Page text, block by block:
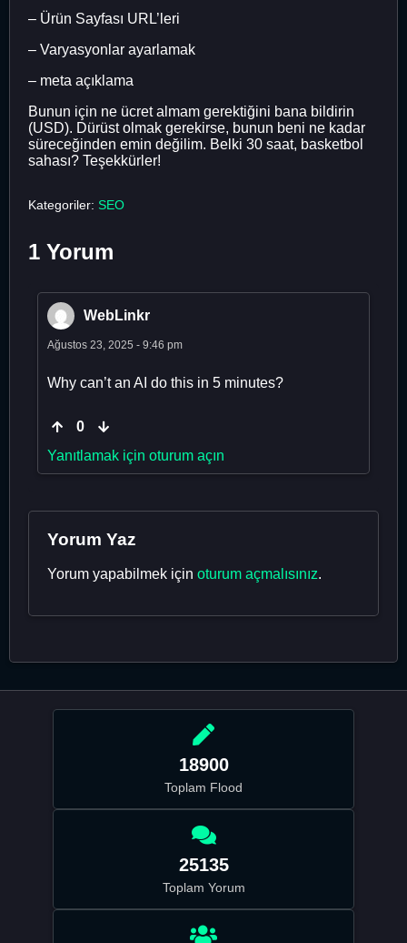
– Ürün Sayfası URL’leri
– Varyasyonlar ayarlamak
– meta açıklama
Bunun için ne ücret almam gerektiğini bana bildirin
(USD). Dürüst olmak gerekirse, bunun beni ne kadar
süreceğinden emin değilim. Belki 30 saat, basketbol
sahası? Teşekkürler!
Kategoriler: SEO
1 Yorum
WebLinkr
Ağustos 23, 2025 - 9:46 pm
Why can’t an AI do this in 5 minutes?
0
Yanıtlamak için oturum açın
Yorum Yaz
Yorum yapabilmek için oturum açmalısınız.
18900
Toplam Flood
25135
Toplam Yorum